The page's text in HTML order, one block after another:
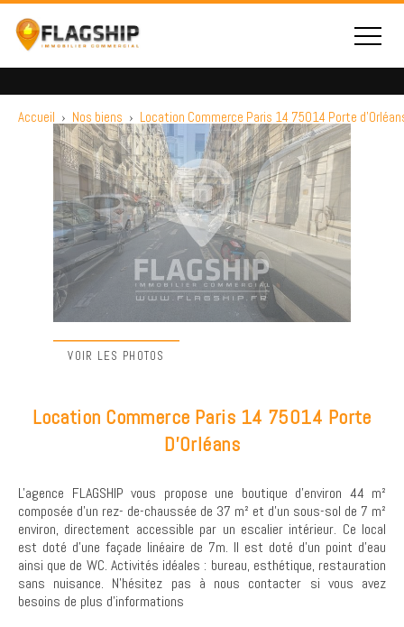
Accueil › Nos biens › Location Commerce Paris 14 75014 Porte
VOIR LES PHOTOS
Location Commerce Paris 14 75014 Porte
D'Orléans
L'agence FLAGSHIP vous propose une boutique d'environ 44 m²
composée d'un rez- de-chaussée de 37 m² et d'un sous-sol de 7 m²
environ, directement accessible par un escalier intérieur. Ce local
est doté d'une façade linéaire de 7m. Il est doté d'un point d'eau
ainsi que de WC. Activités idéales : bureau, esthétique, restauration
sans nuisance. N'hésitez pas à nous contacter si vous avez
besoins de plus d'informations